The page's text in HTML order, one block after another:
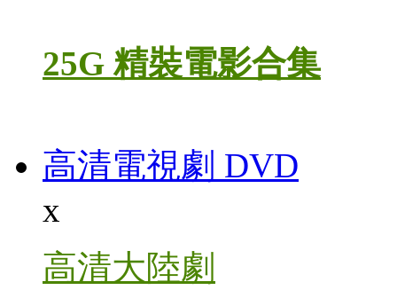
25G 精裝電影合集
高清電視劇 DVD
x
高清大陸劇